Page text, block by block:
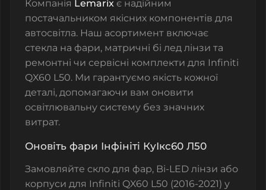
Компанія Lemarix є надійним
постачальником якісних компонентів для
автосвітла. Наш асортимент включає
стекла на фари, матричні бі лед лінзи та
ремонтні чи сервісні комплекти для Infiniti
QX60 L50. Ми гарантуємо якість кожної
деталі, допомагаючи вам оновити
освітлювальну систему без значних
витрат.
Оновіть фари Інфініті КуІкс60 Л50
Замовляйте скло для фар, Bi-LED лінзи або
корпуси для Infiniti QX60 L50 (2016-2021) у